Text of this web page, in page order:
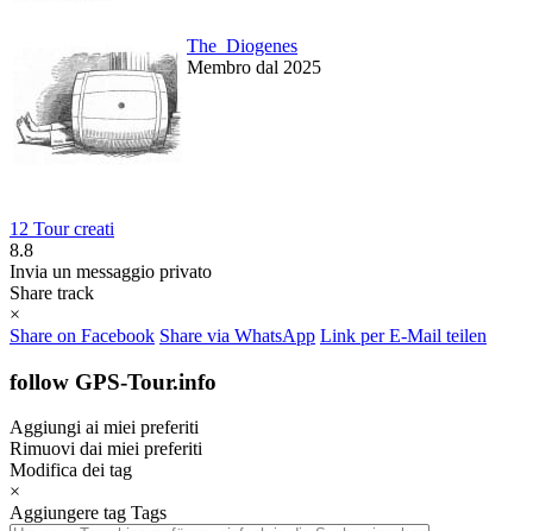
The_Diogenes
Membro dal 2025
12 Tour creati
8.8
Invia un messaggio privato
Share track
×
Share on Facebook Share via WhatsApp Link per E-Mail teilen
follow GPS-Tour.info
Aggiungi ai miei preferiti
Rimuovi dai miei preferiti
Modifica dei tag
×
Aggiungere tag Tags